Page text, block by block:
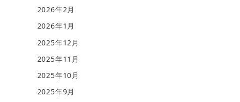
2026年2月
2026年1月
2025年12月
2025年11月
2025年10月
2025年9月